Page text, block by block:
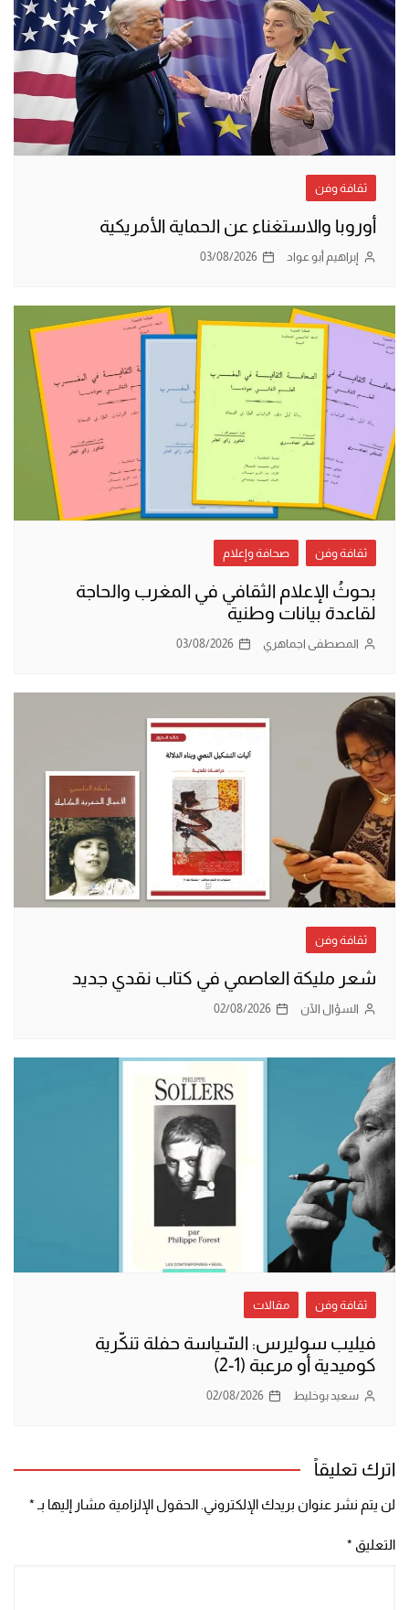
ثقافة وفن
أوروبا والاستغناء عن الحماية الأمريكية
إبراهيم أبو عواد 03/08/2026
ثقافة وفن صحافة وإعلام
بحوثُ الإعلام الثقافي في المغرب والحاجة
لقاعدة بيانات وطنية
المصطفى اجماهري 03/08/2026
ثقافة وفن
شعر مليكة العاصمي في كتاب نقدي جديد
السؤال الآن 02/08/2026
ثقافة وفن مقالات
فيليب سوليرس: السّياسة حفلة تنكّرية
كوميدية أو مرعبة (1-2)
سعيد بوخليط 02/08/2026
اترك تعليقاً
لن يتم نشر عنوان بريدك الإلكتروني. الحقول الإلزامية مشار إليها بـ *
التعليق *